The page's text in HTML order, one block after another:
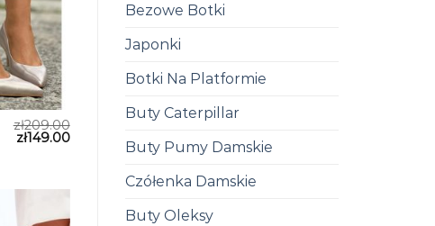
Bezowe Botki
Japonki
Botki Na Platformie
Buty Caterpillar
Buty Pumy Damskie
Czółenka Damskie
Buty Oleksy
zł209.00
zł149.00